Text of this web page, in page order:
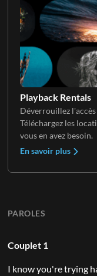
Playback Rentals
Déverrouillez l'accès
Téléchargez les
vous en avez besoin.
En savoir plus
PAROLES
Couplet 1
I know you're trying